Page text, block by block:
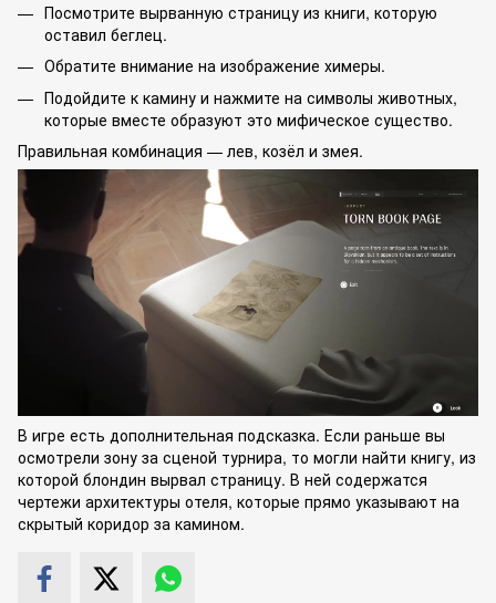
Посмотрите вырванную страницу из книги, которую
оставил беглец.
Обратите внимание на изображение химеры.
Подойдите к камину и нажмите на символы животных,
которые вместе образуют это мифическое существо.
Правильная комбинация — лев, козёл и змея.
В игре есть дополнительная подсказка. Если раньше вы
осмотрели зону за сценой турнира, то могли найти книгу, из
которой блондин вырвал страницу. В ней содержатся
чертежи архитектуры отеля, которые прямо указывают на
скрытый коридор за камином.